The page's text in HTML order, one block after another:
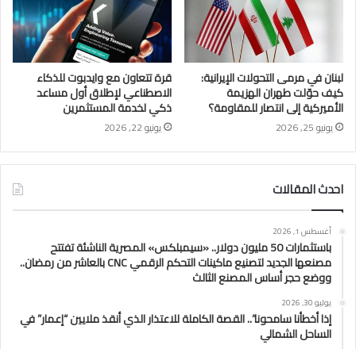
لبنان في مرمى التحولات الإيرانية:
كيف حوّلت طهران الهزيمة
الأميركية إلى انتصار للمقاومة؟
يونيو 25, 2026
قرة تتعاون مع وايدبوت للذكاء
الاصطناعي لإطلاق أول مساعد
ذكي لخدمة المستثمرين
يونيو 22, 2026
احدث المقالات
أغسطس 1, 2026
باستثمارات 50 مليون دولار.. «سيمبلكس» المصرية الناشئة تفتتح
مصنعها الجديد لتصنيع ماكينات التحكم الرقمي CNC بالعاشر من رمضان..
ووضع حجر أساس المصنع الثالث
يوليو 30, 2026
إذا أخطأنا سامحونا”.. القصة الكاملة للاعتذار الذي أنقذ ملايين “إعمار” في
الساحل الشمالي